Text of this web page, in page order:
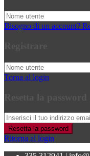
Bisogno di un account?
Torna al login
Resetta la password
Ritorna al login